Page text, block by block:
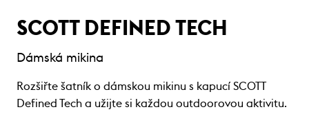
SCOTT DEFINED TECH
Dámská mikina
Rozšiřte šatník o dámskou mikinu s kapucí SCOTT
Defined Tech a užijte si každou outdoorovou aktivitu.